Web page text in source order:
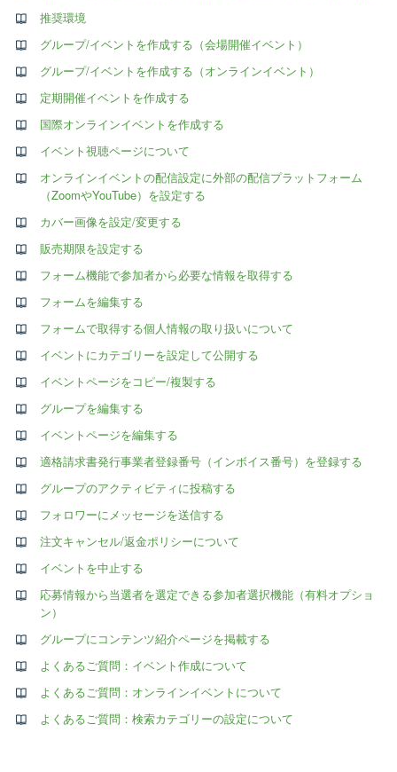
推奨環境
グループ/イベントを作成する（会場開催イベント）
グループ/イベントを作成する（オンラインイベント）
定期開催イベントを作成する
国際オンラインイベントを作成する
イベント視聴ページについて
オンラインイベントの配信設定に外部の配信プラットフォーム
（ZoomやYouTube）を設定する
カバー画像を設定/変更する
販売期限を設定する
フォーム機能で参加者から必要な情報を取得する
フォームを編集する
フォームで取得する個人情報の取り扱いについて
イベントにカテゴリーを設定して公開する
イベントページをコピー/複製する
グループを編集する
イベントページを編集する
適格請求書発行事業者登録番号（インボイス番号）を登録する
グループのアクティビティに投稿する
フォロワーにメッセージを送信する
注文キャンセル/返金ポリシーについて
イベントを中止する
応募情報から当選者を選定できる参加者選択機能（有料オプショ
ン）
グループにコンテンツ紹介ページを掲載する
よくあるご質問：イベント作成について
よくあるご質問：オンラインイベントについて
よくあるご質問：検索カテゴリーの設定について